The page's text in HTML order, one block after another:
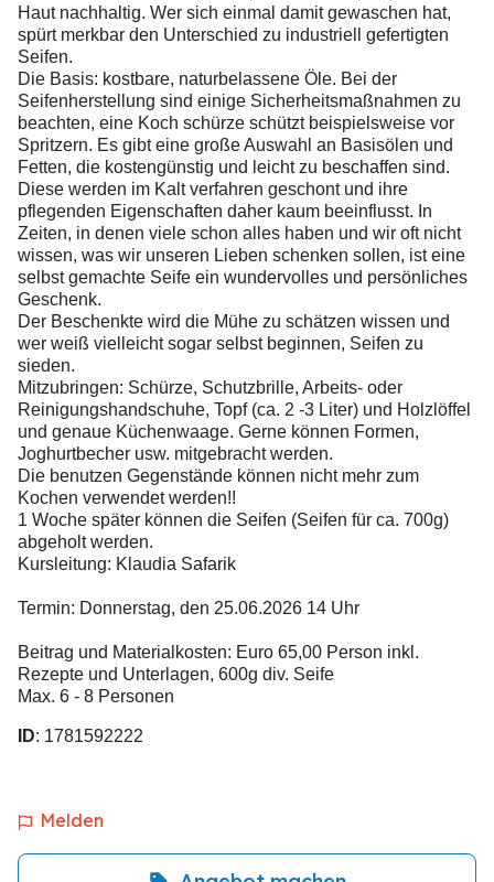
Haut nachhaltig. Wer sich einmal damit gewaschen hat,
spürt merkbar den Unterschied zu industriell gefertigten
Seifen.
Die Basis: kostbare, naturbelassene Öle. Bei der
Seifenherstellung sind einige Sicherheitsmaßnahmen zu
beachten, eine Koch schürze schützt beispielsweise vor
Spritzern. Es gibt eine große Auswahl an Basisölen und
Fetten, die kostengünstig und leicht zu beschaffen sind.
Diese werden im Kalt verfahren geschont und ihre
pflegenden Eigenschaften daher kaum beeinflusst. In
Zeiten, in denen viele schon alles haben und wir oft nicht
wissen, was wir unseren Lieben schenken sollen, ist eine
selbst gemachte Seife ein wundervolles und persönliches
Geschenk.
Der Beschenkte wird die Mühe zu schätzen wissen und
wer weiß vielleicht sogar selbst beginnen, Seifen zu
sieden.
Mitzubringen: Schürze, Schutzbrille, Arbeits- oder
Reinigungshandschuhe, Topf (ca. 2 -3 Liter) und Holzlöffel
und genaue Küchenwaage. Gerne können Formen,
Joghurtbecher usw. mitgebracht werden.
Die benutzen Gegenstände können nicht mehr zum
Kochen verwendet werden!!
1 Woche später können die Seifen (Seifen für ca. 700g)
abgeholt werden.
Kursleitung: Klaudia Safarik
Termin: Donnerstag, den 25.06.2026 14 Uhr
Beitrag und Materialkosten: Euro 65,00 Person inkl.
Rezepte und Unterlagen, 600g div. Seife
Max. 6 - 8 Personen
ID: 1781592222
Melden